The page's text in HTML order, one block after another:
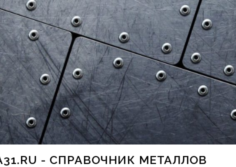
- СПРАВОЧНИК МЕТАЛЛОВ